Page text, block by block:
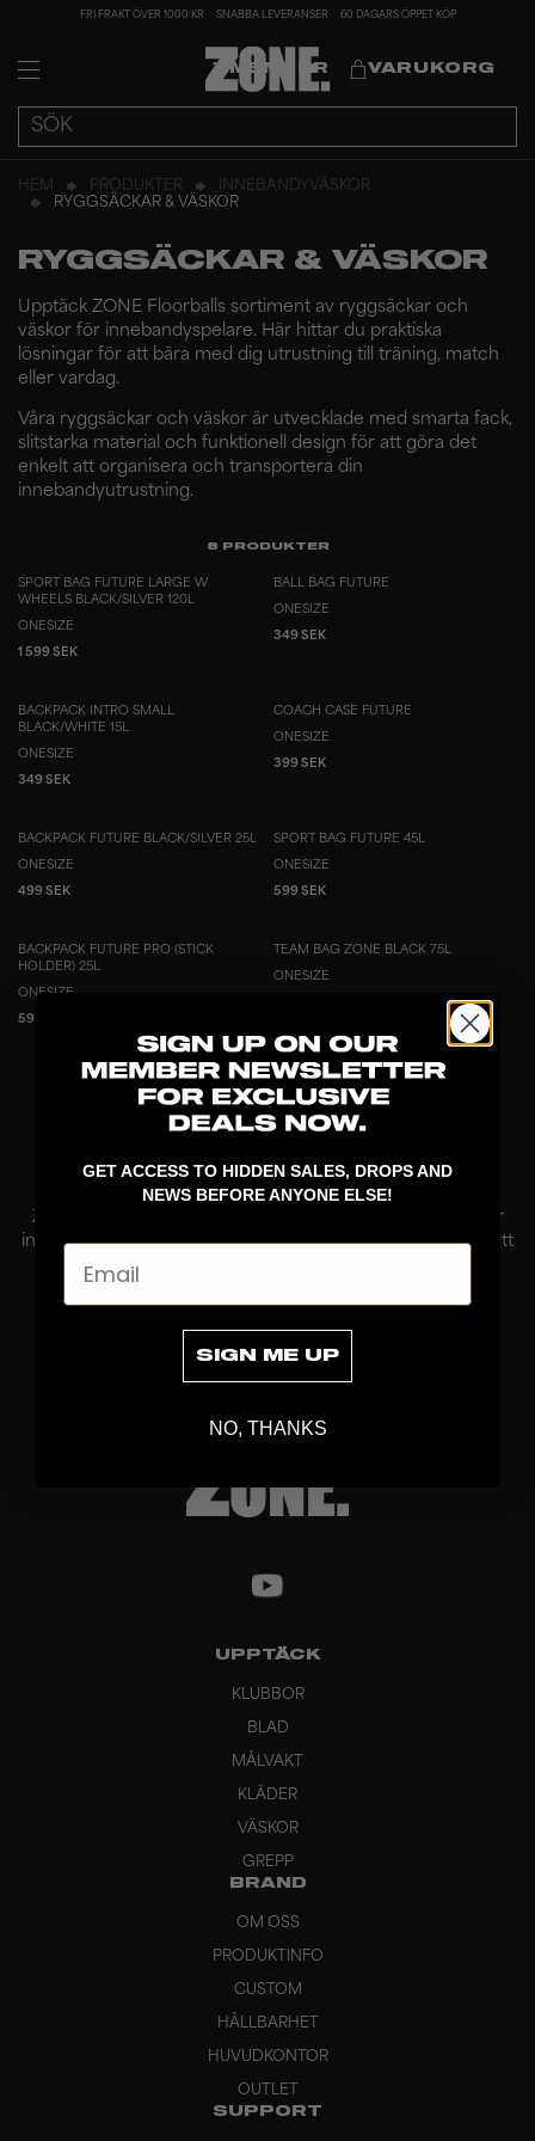
FRI FRAKT ÖVER 1000 KR SNABBA LEVERANSER 60 DAGARS ÖPPET KÖP
MEMBER VARUKORG
HEM PRODUKTER
INNEBANDYVÄSKOR
RYGGSÄCKAR & VÄSKOR
RYGGSÄCKAR & VÄSKOR
Upptäck ZONE Floorballs sortiment av ryggsäckar och
väskor för innebandyspelare. Här hittar du praktiska
lösningar för att bära med dig utrustning till träning, match
eller vardag.
Våra ryggsäckar och väskor är utvecklade med smarta fack,
slitstarka material och funktionell design för att göra det
enkelt att organisera och transportera din
innebandyutrustning.
8 PRODUKTER
SPORT BAG FUTURE LARGE W
WHEELS BLACK/SILVER 120L
ONESIZE
1 599 SEK
BALL BAG FUTURE
ONESIZE
349 SEK
BACKPACK INTRO SMALL
BLACK/WHITE 15L
ONESIZE
349 SEK
COACH CASE FUTURE
ONESIZE
399 SEK
BACKPACK FUTURE BLACK/SILVER 25L
ONESIZE
499 SEK
SPORT BAG FUTURE 45L
ONESIZE
599 SEK
BACKPACK FUTURE PRO (STICK
HOLDER) 25L
ONESIZE
599 SEK
TEAM BAG ZONE BLACK 75L
ONESIZE
VISAR 8/8 PRODUKTER
Praktiska ryggsäckar och väskor för innebandyspelare
ZONE Floorballs ryggsäckar och väskor är utvecklade för
innebandyspelare som vill transportera sin utrustning på ett
smidigt och organiserat sätt. Oavsett om du behöver en
UPPTÄCK
KLUBBOR
BLAD
MÅLVAKT
KLÄDER
VÄSKOR
GREPP
BRAND
OM OSS
PRODUKTINFO
CUSTOM
HÅLLBARHET
HUVUDKONTOR
OUTLET
SUPPORT
GET ACCESS TO HIDDEN SALES, DROPS AND
NEWS BEFORE ANYONE ELSE!
SIGN ME UP
NO, THANKS